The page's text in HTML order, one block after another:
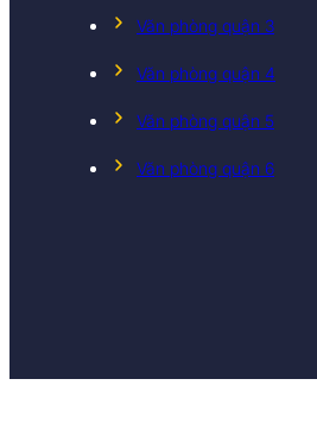
Văn phòng quận 3
Văn phòng quận 4
Văn phòng quận 5
Văn phòng quận 6